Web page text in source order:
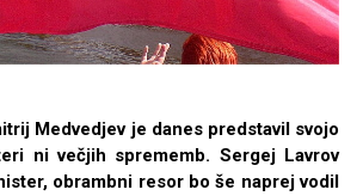
Medvedjev je danes predstavil svojo
ni večjih sprememb. Sergej Lavrov
obrambni resor bo še naprej vodil